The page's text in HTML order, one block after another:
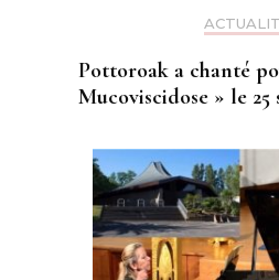
Pottoroak a chanté
Mucoviscidose » le 25